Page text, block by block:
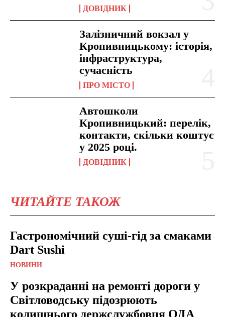
ДОВІДНИК
Залізничний вокзал у
Кропивницькому: історія,
інфраструктура,
сучасність
ПРО МІСТО
Автошколи
Кропивницький: перелік,
контакти, скільки коштує
у 2025 році.
ДОВІДНИК
ЧИТАЙТЕ ТАКОЖ
Гастрономічний суші-гід за смаками
Dart Sushi
НОВИНИ
У розкраданні на ремонті дороги у
Світловодську підозрюють
колишнього держслужбовця ОДА